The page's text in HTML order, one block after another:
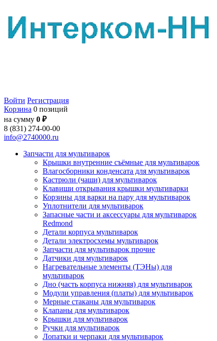
Войти Регистрация
Корзина 0 позиций
на сумму 0 ₽
8 (831) 274-00-00
info@2740000.ru
Запчасти для мультиварок
Крышки внутренние съёмные для мультиварок
Влагосборники конденсата для мультиварок
Кастрюли (чаши) для мультиварок
Клавиши открывания крышки мультиварки
Корзины для варки на пару для мультиварок
Уплотнители для мультиварок
Запасные части и аксессуары для мультиварок
Redmond
Детали корпуса мультиварок
Детали электросхемы мультиварок
Запчасти для мультиварок прочие
Датчики для мультиварок
Нагревательные элементы (ТЭНы) для
мультиварок
Дно (часть корпуса нижняя) для мультиварок
Модули управления (платы) для мультиварок
Мерные стаканы для мультиварок
Клапаны для мультиварок
Крышки для мультиварок
Ручки для мультиварок
Лопатки и черпаки для мультиварок